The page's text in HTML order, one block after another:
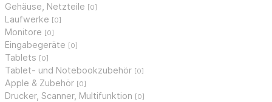
Gehäuse, Netzteile [0]
Laufwerke [0]
Monitore [0]
Eingabegeräte [0]
Tablets [0]
Tablet- und Notebookzubehör [0]
Apple & Zubehör [0]
Drucker, Scanner, Multifunktion [0]